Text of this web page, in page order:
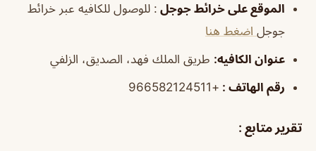
الموقع على خرائط جوجل : للوصول للكافيه عبر خرائط
جوجل اضغط هنا
عنوان الكافيه: طريق الملك فهد، الصديق، الزلفي
رقم الهاتف : +966582124511
تقرير متابع :